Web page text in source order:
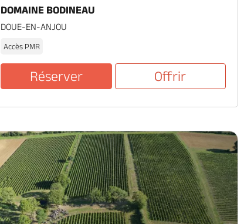
DOMAINE BODINEAU
DOUE-EN-ANJOU
Accès PMR
Réserver Offrir